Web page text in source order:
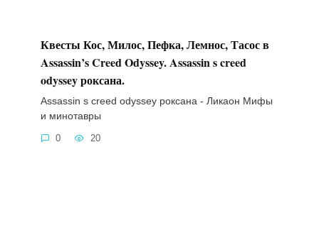
Квесты Кос, Милос, Пефка, Лемнос, Тасос в
Assassin’s Creed Odyssey. Assassin s creed
odyssey роксана.
Assassin s creed odyssey роксана - Ликаон Мифы
и минотавры
0 20